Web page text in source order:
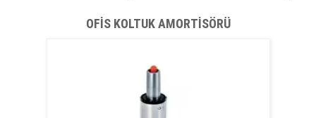
OFİS KOLTUK AMORTİSÖRÜ